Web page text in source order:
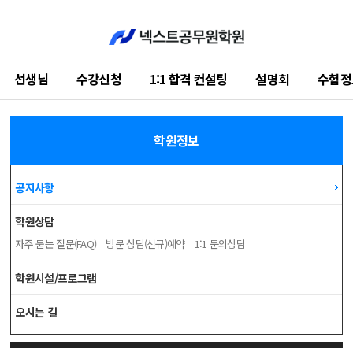
선생님 수강신청 1:1 합격 컨설팅 설명회 수험
학습지원센터
학원정보
공지사항
학원상담
자주 묻는 질문(FAQ) 방문 상담(신규)예약 1:1 문의상담
학원시설/프로그램
오시는 길